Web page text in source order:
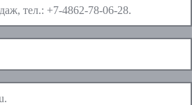
тел.: +7-4862-78-06-28.
.